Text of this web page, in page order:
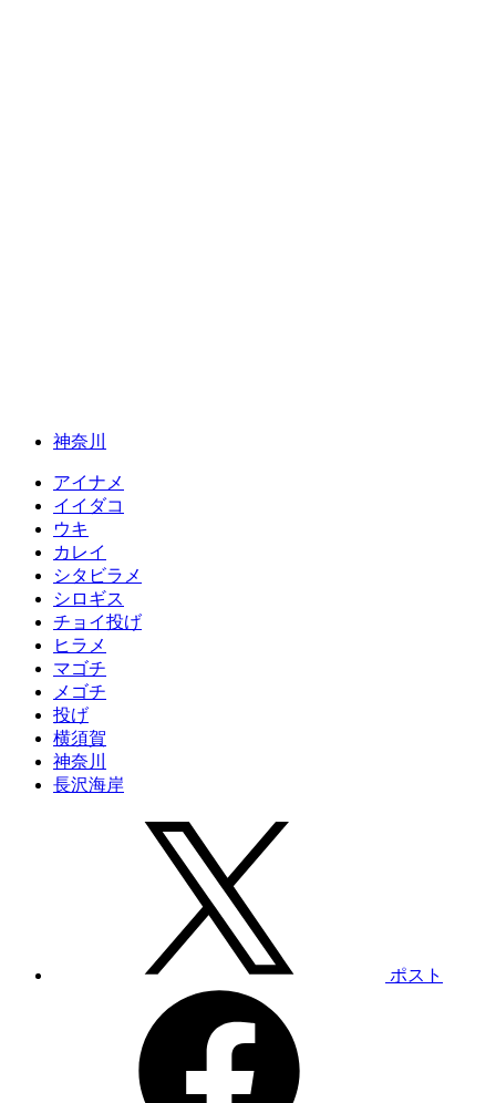
神奈川
アイナメ
イイダコ
ウキ
カレイ
シタビラメ
シロギス
チョイ投げ
ヒラメ
マゴチ
メゴチ
投げ
横須賀
神奈川
長沢海岸
ポスト